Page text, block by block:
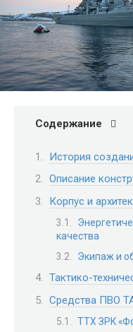
Содержание
История
Описание
Корпус и
качества
Экипаж и
Тактико-
Средства ПВО
ТТХ ЗРК